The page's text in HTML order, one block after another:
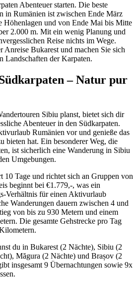
Abenteuer starten. Die beste
in Rumänien ist zwischen Ende März
Höhenlagen und von Ende Mai bis Mitte
2.000 m. Mit ein wenig Planung und
Reise nichts im Wege.
Anreise Bukarest und machen Sie sich
Landschaften der Karpaten.
– Natur pur
Sibiu planst, bietet sich dir
Abenteuer in den Südkarpaten.
Rumänien vor und genieße das
bieten hat. Ein besonderer Weg, die
ist sicherlich eine Wanderung in Sibiu
Umgebungen.
10 Tage und richtet sich an Gruppen von
beginnt bei €1.779,-, was ein
Verhältnis für einen Aktivurlaub
Wanderungen dauern zwischen 4 und
von bis zu 930 Metern und einem
Die gesamte Gehstrecke pro Tag
du in Bukarest (2 Nächte), Sibiu (2
Măgura (2 Nächte) und Brașov (2
insgesamt 9 Übernachtungen sowie 9x